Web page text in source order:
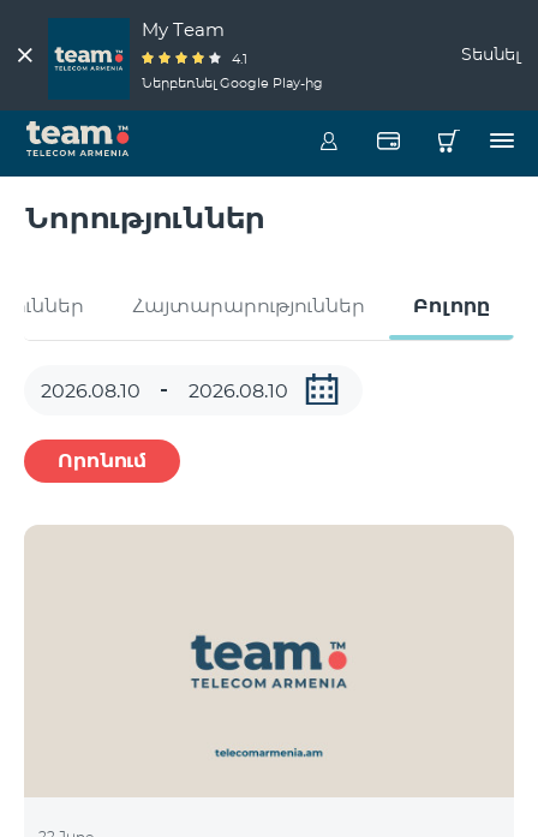
My Team
4.1
Ներբեռնել Google Play-ից
Տեսնել
Նորություններ
Հայտարարություններ Բոլորը
Որոնում